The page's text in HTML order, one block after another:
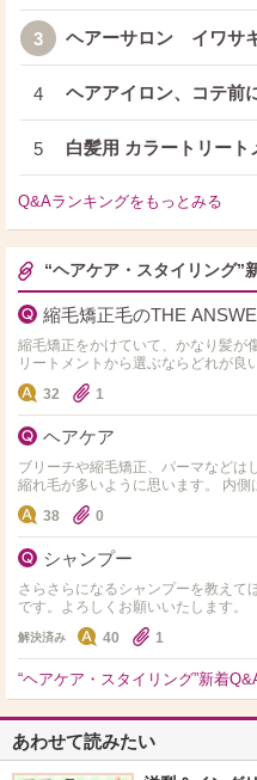
3 ヘアーサロン イワサ
4 ヘアアイロン、コテ前
5 白髪用 カラートリート
Q&Aランキングをもっとみる
“ヘアケア・スタイリング”
縮毛矯正毛のTHE
縮毛矯正をかけていて、かなり髪が
リートメントから選ぶならどれが良
か分からず悩んでいます。
32 1
ヘアケア
ブリーチや縮毛矯正、パーマなどは
縮れ毛が多いように思います。 内
基本的にお風呂から出たらすぐ髪の
38 0
シャンプー
さらさらになるシャンプーを教えて
です。よろしくお願いいたします。
解決済み 40 1
“ヘアケア・スタイリング”新着
あわせて読みたい